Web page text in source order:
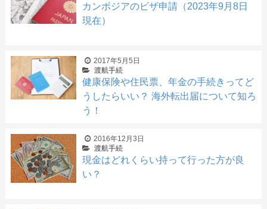
カンボジアのビザ申請（2023年9月8日
現在）
2017年5月5日
渡航手続
健康保険や住民票、年金の手続きってど
うしたらいい？ 海外転出届について知ろ
う！
2016年12月3日
渡航手続
現金はどれくらい持って行った方が良
い？